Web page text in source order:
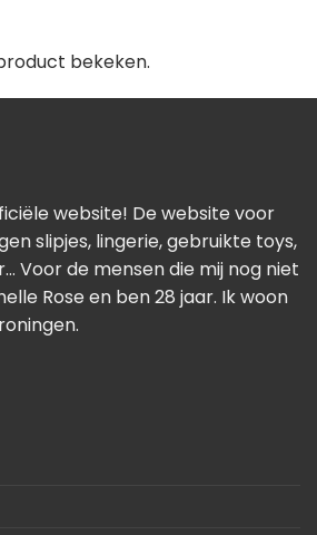
bekeken.
website! De website voor
slipjes, lingerie, gebruikte toys,
Voor de mensen die mij nog niet
Rose en ben 28 jaar. Ik woon